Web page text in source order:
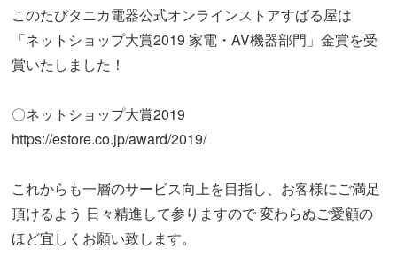
このたびタニカ電器公式オンラインストアすばる屋は
「ネットショップ大賞2019 家電・AV機器部門」金賞を受
賞いたしました！
〇ネットショップ大賞2019
https://estore.co.jp/award/2019/
これからも一層のサービス向上を目指し、お客様にご満足
頂けるよう 日々精進して参りますので 変わらぬご愛顧の
ほど宜しくお願い致します。